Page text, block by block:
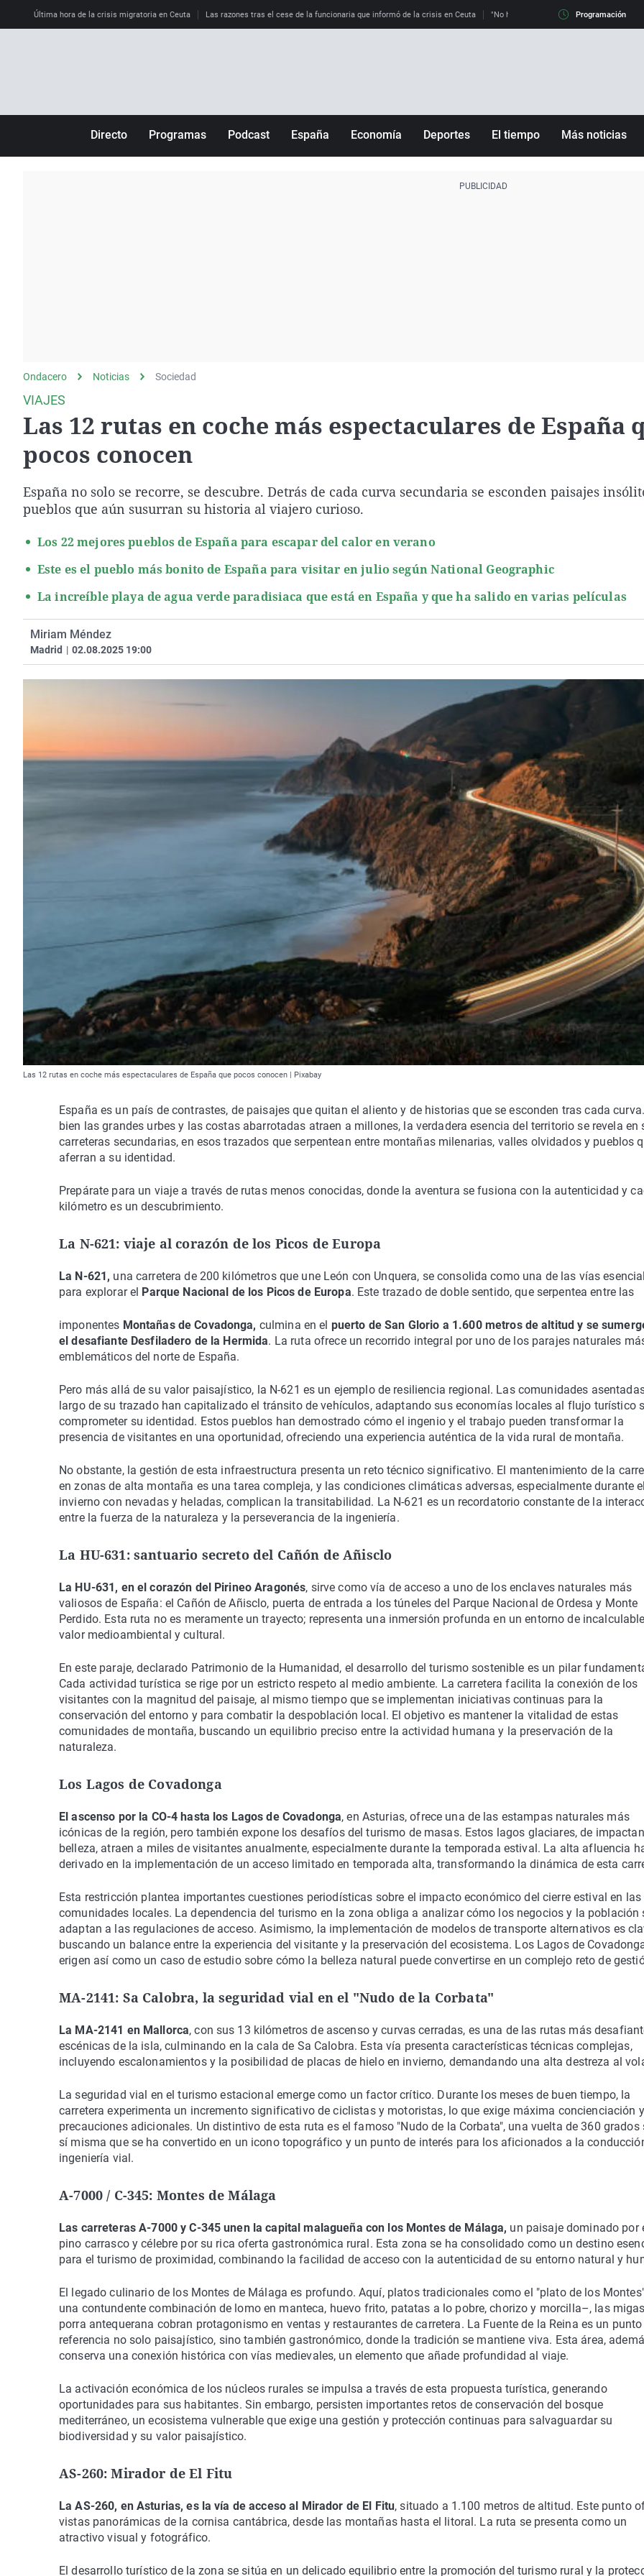
Última hora de la crisis migratoria en Ceuta Las razones tras el cese de la funcionaria que informó de la crisis en Ceuta "No hay mafias, que no nos engañen":
Programación
Directo Programas
Como el perro y el
Podcast
Equipo de investigación
España
País Vasco
Economía Deportes El tiempo Más noticias
Ondacero Noticias Sociedad
VIAJES
Las 12 rutas en coche más espectaculares de España
pocos conocen
España no solo se recorre, se descubre. Detrás de cada curva secundaria se esconden paisajes
pueblos que aún susurran su historia al viajero curioso.
Los 22 mejores pueblos de España para escapar del calor en verano
Este es el pueblo más bonito de España para visitar en julio según National Geographic
La increíble playa de agua verde paradisiaca que está en España y que ha salido en varias películas
Miriam Méndez
Madrid | 02.08.2025 19:00
Las 12 rutas en coche más espectaculares de España que pocos conocen | Pixabay
España es un país de contrastes, de paisajes que quitan el aliento y de historias que se esconden tras cada
bien las grandes urbes y las costas abarrotadas atraen a millones, la verdadera esencia del territorio se revela en
carreteras secundarias, en esos trazados que serpentean entre montañas milenarias, valles olvidados y pueblos
aferran a su identidad.
Prepárate para un viaje a través de rutas menos conocidas, donde la aventura se fusiona con la autenticidad y
kilómetro es un descubrimiento.
La N-621: viaje al corazón de los Picos de Europa
La N-621, una carretera de 200 kilómetros que une León con Unquera, se consolida como una de las vías
para explorar el Parque Nacional de los Picos de Europa. Este trazado de doble sentido, que serpentea entre las
imponentes Montañas de Covadonga, culmina en el puerto de San Glorio a 1.600 metros de altitud y se
el desafiante Desfiladero de la Hermida. La ruta ofrece un recorrido integral por uno de los parajes naturales
emblemáticos del norte de España.
Pero más allá de su valor paisajístico, la N-621 es un ejemplo de resiliencia regional. Las comunidades
largo de su trazado han capitalizado el tránsito de vehículos, adaptando sus economías locales al flujo turístico
comprometer su identidad. Estos pueblos han demostrado cómo el ingenio y el trabajo pueden transformar la
presencia de visitantes en una oportunidad, ofreciendo una experiencia auténtica de la vida rural de montaña.
No obstante, la gestión de esta infraestructura presenta un reto técnico significativo. El mantenimiento de la
en zonas de alta montaña es una tarea compleja, y las condiciones climáticas adversas, especialmente durante el
invierno con nevadas y heladas, complican la transitabilidad. La N-621 es un recordatorio constante de la
entre la fuerza de la naturaleza y la perseverancia de la ingeniería.
La HU-631: santuario secreto del Cañón de Añisclo
La HU-631, en el corazón del Pirineo Aragonés, sirve como vía de acceso a uno de los enclaves naturales más
valiosos de España: el Cañón de Añisclo, puerta de entrada a los túneles del Parque Nacional de Ordesa y Monte
Perdido. Esta ruta no es meramente un trayecto; representa una inmersión profunda en un entorno de incalculable
valor medioambiental y cultural.
En este paraje, declarado Patrimonio de la Humanidad, el desarrollo del turismo sostenible es un pilar
Cada actividad turística se rige por un estricto respeto al medio ambiente. La carretera facilita la conexión de los
visitantes con la magnitud del paisaje, al mismo tiempo que se implementan iniciativas continuas para la
conservación del entorno y para combatir la despoblación local. El objetivo es mantener la vitalidad de estas
comunidades de montaña, buscando un equilibrio preciso entre la actividad humana y la preservación de la
naturaleza.
Los Lagos de Covadonga
El ascenso por la CO-4 hasta los Lagos de Covadonga, en Asturias, ofrece una de las estampas naturales más
icónicas de la región, pero también expone los desafíos del turismo de masas. Estos lagos glaciares, de
belleza, atraen a miles de visitantes anualmente, especialmente durante la temporada estival. La alta afluencia
derivado en la implementación de un acceso limitado en temporada alta, transformando la dinámica de esta
Esta restricción plantea importantes cuestiones periodísticas sobre el impacto económico del cierre estival en las
comunidades locales. La dependencia del turismo en la zona obliga a analizar cómo los negocios y la población
adaptan a las regulaciones de acceso. Asimismo, la implementación de modelos de transporte alternativos es
buscando un balance entre la experiencia del visitante y la preservación del ecosistema. Los Lagos de
erigen así como un caso de estudio sobre cómo la belleza natural puede convertirse en un complejo reto de
MA-2141: Sa Calobra, la seguridad vial en el "Nudo de la Corbata"
La MA-2141 en Mallorca, con sus 13 kilómetros de ascenso y curvas cerradas, es una de las rutas más
escénicas de la isla, culminando en la cala de Sa Calobra. Esta vía presenta características técnicas complejas,
incluyendo escalonamientos y la posibilidad de placas de hielo en invierno, demandando una alta destreza al
La seguridad vial en el turismo estacional emerge como un factor crítico. Durante los meses de buen tiempo, la
carretera experimenta un incremento significativo de ciclistas y motoristas, lo que exige máxima concienciación y
precauciones adicionales. Un distintivo de esta ruta es el famoso "Nudo de la Corbata", una vuelta de 360 grados
sí misma que se ha convertido en un icono topográfico y un punto de interés para los aficionados a la
ingeniería vial.
A-7000 / C-345: Montes de Málaga
Las carreteras A-7000 y C-345 unen la capital malagueña con los Montes de Málaga, un paisaje dominado por
pino carrasco y célebre por su rica oferta gastronómica rural. Esta zona se ha consolidado como un destino
para el turismo de proximidad, combinando la facilidad de acceso con la autenticidad de su entorno natural y
El legado culinario de los Montes de Málaga es profundo. Aquí, platos tradicionales como el "plato de los
una contundente combinación de lomo en manteca, huevo frito, patatas a lo pobre, chorizo y morcilla–, las
porra antequerana cobran protagonismo en ventas y restaurantes de carretera. La Fuente de la Reina es un punto
referencia no solo paisajístico, sino también gastronómico, donde la tradición se mantiene viva. Esta área,
conserva una conexión histórica con vías medievales, un elemento que añade profundidad al viaje.
La activación económica de los núcleos rurales se impulsa a través de esta propuesta turística, generando
oportunidades para sus habitantes. Sin embargo, persisten importantes retos de conservación del bosque
mediterráneo, un ecosistema vulnerable que exige una gestión y protección continuas para salvaguardar su
biodiversidad y su valor paisajístico.
AS-260: Mirador de El Fitu
La AS-260, en Asturias, es la vía de acceso al Mirador de El Fitu, situado a 1.100 metros de altitud. Este punto
vistas panorámicas de la cornisa cantábrica, desde las montañas hasta el litoral. La ruta se presenta como un
atractivo visual y fotográfico.
El desarrollo turístico de la zona se sitúa en un delicado equilibrio entre la promoción del turismo rural y la